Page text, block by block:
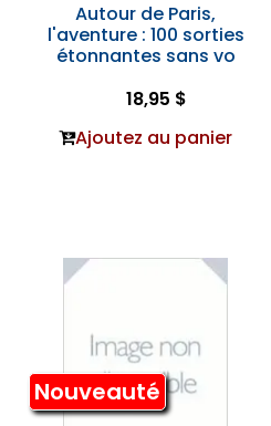
Autour de Paris,
l'aventure : 100 sorties
étonnantes sans vo
18,95 $
Ajoutez au panier
Nouveauté